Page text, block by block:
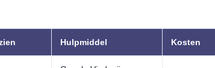
Hulpmiddel Kosten